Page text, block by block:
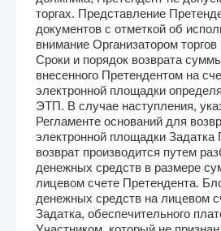
торгах. Представление
документов с отметкой об
внимание Организатором
Сроки и порядок возврата
внесенного Претендентом на
электронной площадки
ЭТП. В случае наступления,
Регламенте оснований для
электронной площадки Задатка
возврат производится путем
денежных средств в размере
лицевом счете Претендента.
денежных средств на лицевом
Задатка, обеспечительного